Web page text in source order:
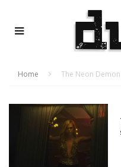
Home The Neon Demon